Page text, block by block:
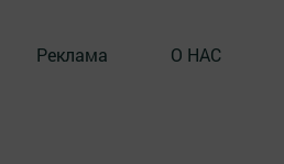
Реклама О НАС